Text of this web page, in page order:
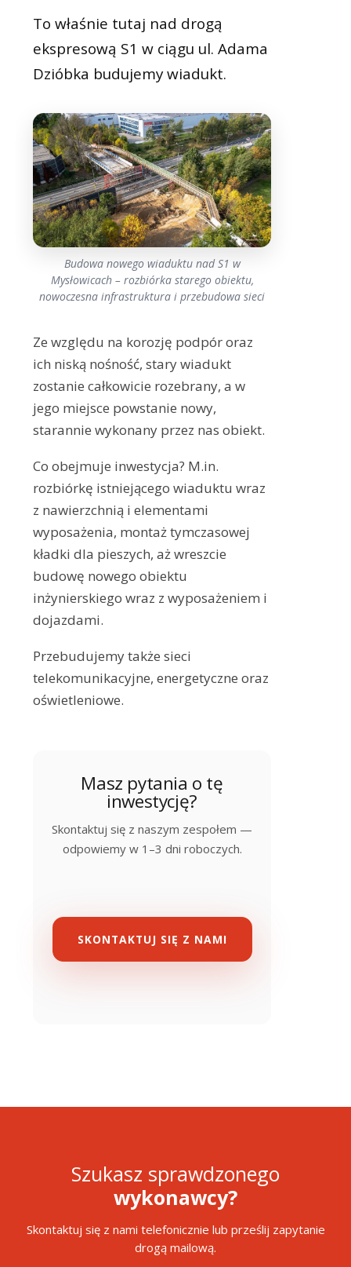
To właśnie tutaj nad drogą
ekspresową S1 w ciągu ul. Adama
Dzióbka budujemy wiadukt.
Budowa nowego wiaduktu nad S1 w
Mysłowicach – rozbiórka starego obiektu,
nowoczesna infrastruktura i przebudowa sieci
Ze względu na korozję podpór oraz
ich niską nośność, stary wiadukt
zostanie całkowicie rozebrany, a w
jego miejsce powstanie nowy,
starannie wykonany przez nas obiekt.
Co obejmuje inwestycja? M.in.
rozbiórkę istniejącego wiaduktu wraz
z nawierzchnią i elementami
wyposażenia, montaż tymczasowej
kładki dla pieszych, aż wreszcie
budowę nowego obiektu
inżynierskiego wraz z wyposażeniem i
dojazdami.
Przebudujemy także sieci
telekomunikacyjne, energetyczne oraz
oświetleniowe.
Masz pytania o tę
inwestycję?
Skontaktuj się z naszym zespołem —
odpowiemy w 1–3 dni roboczych.
SKONTAKTUJ SIĘ Z NAMI
Szukasz sprawdzonego
wykonawcy?
Skontaktuj się z nami telefonicznie lub prześlij zapytanie
drogą mailową.